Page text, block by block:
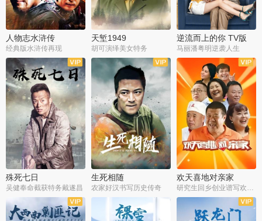
人物志水浒传
经典版水浒传再现
天堑1949
胡可演绎美女特务
逆流而上的你 TV版
马丽潘粤明逆袭人生
全34集
殊死七日
吴健奉命截获特务戴遂昌
全21集
生死相随
农家好汉书写历史传奇
全35集
欢天喜地对亲家
全21集 全30集